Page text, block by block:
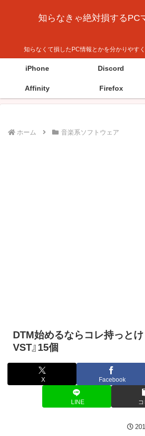
知らなきゃ絶対損するPC
知らなくて損したPC情報とかを分かりやす
iPhone Discord
Affinity Firefox
ホーム 音楽系ソフトウェア
DTM始めるならコレ持っとけ
VST』15個
X Facebook
LINE